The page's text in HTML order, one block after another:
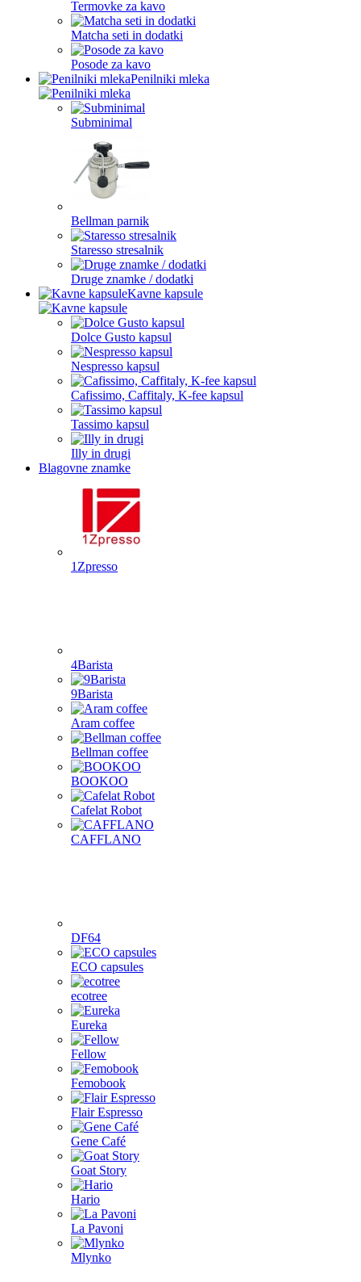
Termovke za kavo
Matcha seti in dodatki
Posode za kavo
Penilniki mleka
Subminimal
Bellman parnik
Staresso stresalnik
Druge znamke / dodatki
Kavne kapsule
Dolce Gusto kapsul
Nespresso kapsul
Cafissimo, Caffitaly, K-fee kapsul
Tassimo kapsul
Illy in drugi
Blagovne znamke
1Zpresso
4Barista
9Barista
Aram coffee
Bellman coffee
BOOKOO
Cafelat Robot
CAFFLANO
DF64
ECO capsules
ecotree
Eureka
Fellow
Femobook
Flair Espresso
Gene Café
Goat Story
Hario
La Pavoni
Mlynko